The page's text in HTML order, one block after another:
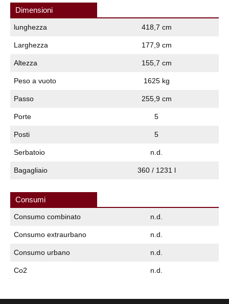
Dimensioni
lunghezza 418,7 cm
Larghezza 177,9 cm
Altezza 155,7 cm
Peso a vuoto 1625 kg
Passo 255,9 cm
Porte 5
Posti 5
Serbatoio n.d.
Bagagliaio 360 / 1231 l
Consumi
Consumo combinato n.d.
Consumo extraurbano n.d.
Consumo urbano n.d.
Co2 n.d.